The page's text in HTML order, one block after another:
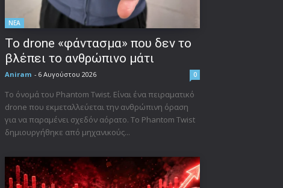
ΝΕΑ
Το drone «φάντασμα» που δεν το
βλέπει το ανθρώπινο μάτι
Aniram - 6 Αυγούστου 2026 0
Το όνομά του Phantom Twist. Είναι ένα πειραματικό
drone που εκμεταλλεύεται την ανθρώπινη όραση
για να παραμένει σχεδόν αόρατο. Το Phantom Twist
δημιουργήθηκε από μηχανικούς...